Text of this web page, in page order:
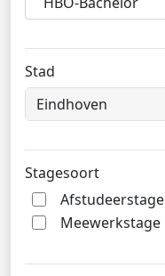
Stad
Stagesoort
Afstudeerstage
Meewerkstage